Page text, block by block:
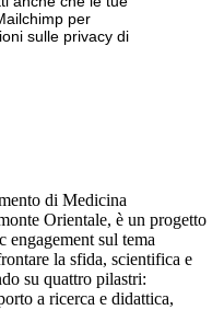
per
sulle privacy di
di Medicina
Orientale, è un progetto
sul tema
la sfida, scientifica e
su quattro pilastri:
a ricerca e didattica,